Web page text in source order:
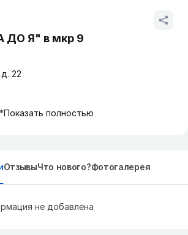
ДО Я" в мкр 9
22
Показать полностью
ОтзывыЧто нового?Фотогалерея
не добавлена